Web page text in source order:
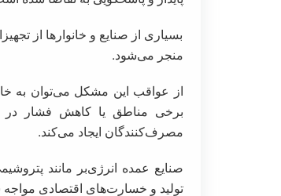
بسیاری از صنایع و خانوارها از
منجر می‌شود.
از عواقب این مشکل می‌توان به
برخی مناطق یا کاهش فشار در
مصرف‌کنندگان ایجاد می‌کند.
صنایع عمده انرژی‌بر مانند
تولید و خسارت‌های اقتصادی مواجه